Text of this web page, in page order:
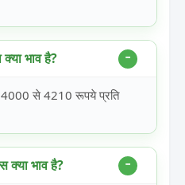
भाव है?
4000 से 4210 रूपये प्रति
भाव है?